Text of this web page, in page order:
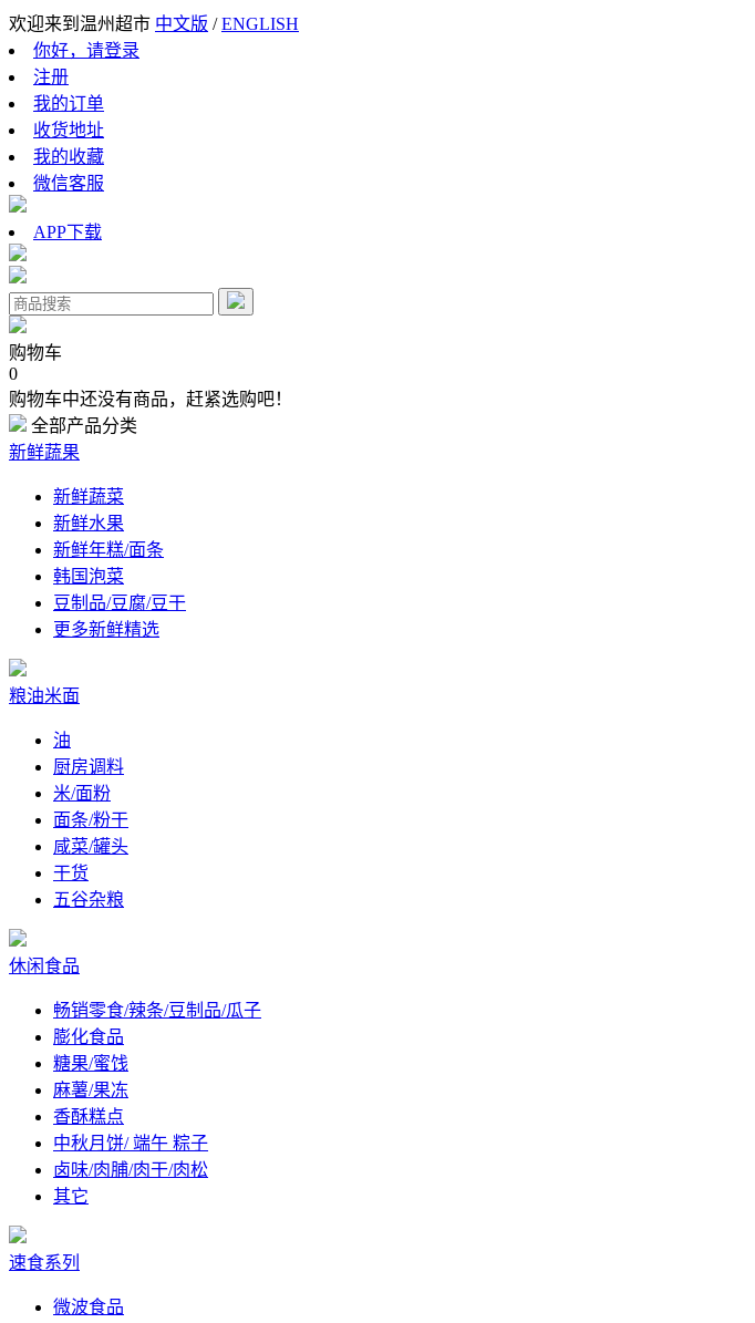
欢迎来到温州超市 中文版 /ENGLISH
你好，请登录
注册
我的订单
收货地址
我的收藏
微信客服
APP下载
购物车
0
购物车中还没有商品，赶紧选购吧！
全部产品分类
新鲜蔬果
新鲜蔬菜
新鲜水果
新鲜年糕/面条
韩国泡菜
豆制品/豆腐/豆干
更多新鲜精选
粮油米面
油
厨房调料
米/面粉
面条/粉干
咸菜/罐头
干货
五谷杂粮
休闲食品
畅销零食/辣条/豆制品/瓜子
膨化食品
糖果/蜜饯
麻薯/果冻
香酥糕点
中秋月饼/ 端午 粽子
卤味/肉脯/肉干/肉松
其它
速食系列
微波食品